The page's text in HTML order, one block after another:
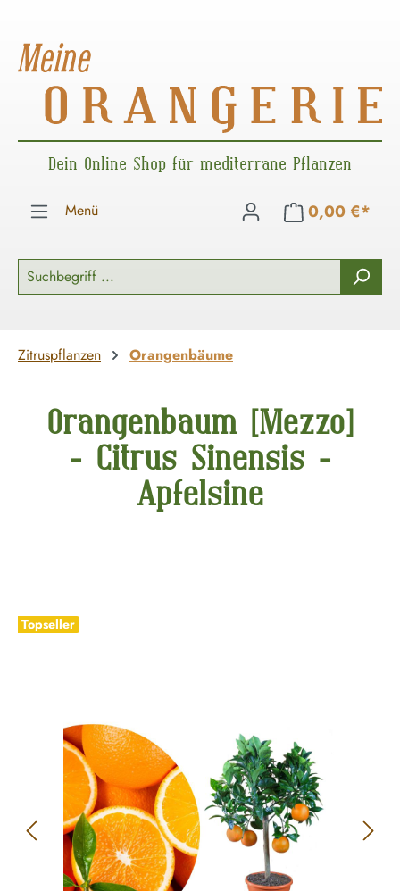
Dein Online Shop für mediterrane Pflanzen
Menü 0,00 €*
Zitruspflanzen Orangenbäume
Orangenbaum [Mezzo]
- Citrus Sinensis -
Apfelsine
Topseller